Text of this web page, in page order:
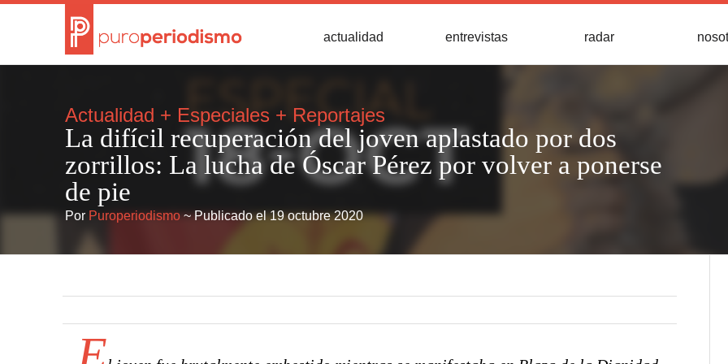
actualidad entrevistas radar
Actualidad + Especiales + Reportajes
La difícil recuperación del joven aplastado por dos
zorrillos: La lucha de Óscar Pérez por volver a ponerse
de pie
Por Puroperiodismo~ Publicado el 19 octubre 2020